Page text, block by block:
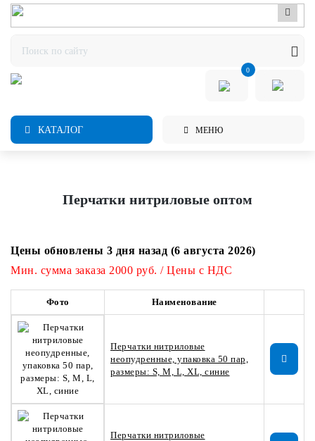
0
КАТАЛОГ МЕНЮ
Перчатки нитриловые оптом
Цены обновлены 3 дня назад (6 августа 2026)
Мин. сумма заказа 2000 руб. / Цены с НДС
Фото Наименование
Перчатки нитриловые
неопудренные, упаковка 50 пар,
размеры: S, M, L, XL, синие
Перчатки нитриловые